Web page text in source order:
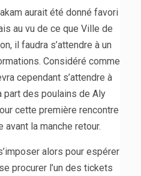
aurait été donné favori
au vu de ce que Ville de
il faudra s’attendre à un
Considéré comme
cependant s’attendre à
des poulains de Aly
cette première rencontre
la manche retour.
alors pour espérer
procurer l’un des tickets